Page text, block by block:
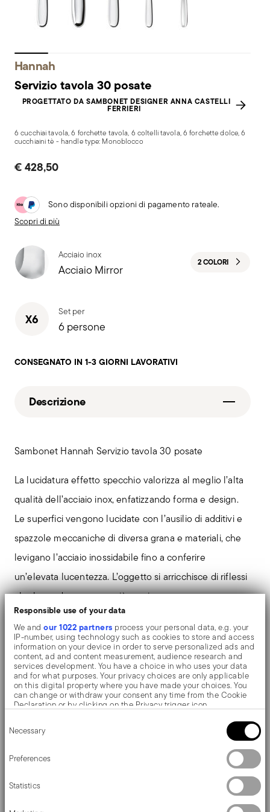
Responsible use of your data
We andour 1022 partners process your personal data, e.g. your
IP-number, using technology such as cookies to store and access
information on your device in order to serve personalized ads and
content, ad and content measurement, audience research and
services development. You have a choice in who uses your data
and for what purposes. Your privacy choices are only applicable
on this digital property where you have made your choices. You
can change or withdraw your consent any time from the Cookie
Declaration or by clicking on the Privacy trigger icon.
Collect information about your geographical location
Identify your device by actively scanning it for specific
characteristics (fingerprinting)
Find out more about how your personal data is processed and set
your preferences in the
We use cookies to personalise content and ads, to provide social
Selection
Necessary
Preferences
Statistics
Hannah
Servizio tavola 30 posate
PROGETTATO DA SAMBONET DESIGNER ANNA CASTELLI
FERRIERI
6 cucchiai tavola, 6 forchette tavola, 6 coltelli tavola, 6 forchette dolce, 6
cucchiaini tè - handle type: Monoblocco
€ 428,50
Sono disponibili opzioni di pagamento rateale.
Scopri di più
Acciaio inox
Acciaio Mirror 2 COLORI
X6 Set per
6 persone
CONSEGNATO IN 1-3 GIORNI LAVORATIVI
Descrizione
Sambonet Hannah Servizio tavola 30 posate
La lucidatura effetto specchio valorizza al meglio l’alta
qualità dell’acciaio inox, enfatizzando forma e design.
Le superfici vengono lucidate con l’ausilio di additivi e
spazzole meccaniche di diversa grana e materiali, che
levigano l’acciaio inossidabile fino a conferire
un’elevata lucentezza. L’oggetto si arricchisce di riflessi
che lo rendono ancora più prezioso.
Il coltello monoblocco viene realizzato come un unico
pezzo di acciaio. A differenza del coltello a manico
cavo, composto da due parti, qui non si notano
interruzioni tra il manico e lama e, impugnando queste
tipologie di coltelli, si percepisce una piacevole
sensazione di pesantezza e solidità.
Disegnata da Anna Castelli Ferrieri, Hannah è la
rivisitazione del classico, vincitrice nel 1994 del